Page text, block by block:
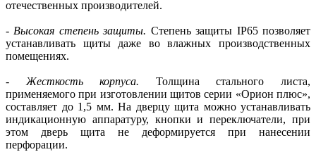
отечественных производителей.
- Высокая степень защиты. Степень защиты IP65 позволяет
устанавливать щиты даже во влажных производственных
помещениях.
- Жесткость корпуса. Толщина стального листа,
применяемого при изготовлении щитов серии «Орион плюс»,
составляет до 1,5 мм. На дверцу щита можно устанавливать
индикационную аппаратуру, кнопки и переключатели, при
этом дверь щита не деформируется при нанесении
перфорации.